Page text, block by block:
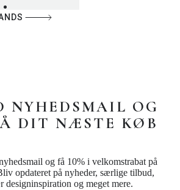
NYHEDSMAIL OG
DIT NÆSTE KØB
og få 10% i velkomstrabat på
opdateret på nyheder, særlige tilbud,
designinspiration og meget mere.